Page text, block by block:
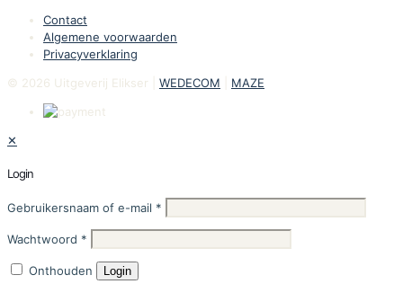
Contact
Algemene voorwaarden
Privacyverklaring
© 2026 Uitgeverij Elikser | WEDECOM MAZE
✕
Login
Gebruikersnaam of e-mail *
Wachtwoord *
Onthouden Login